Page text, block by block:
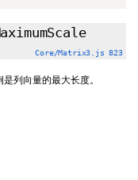
Core/Matrix3.js 823
列向量的最大长度。